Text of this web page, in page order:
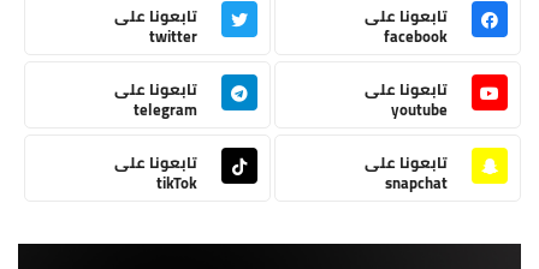
تابعونا على
facebook
تابعونا على
twitter
تابعونا على
youtube
تابعونا على
telegram
تابعونا على
snapchat
تابعونا على
tikTok